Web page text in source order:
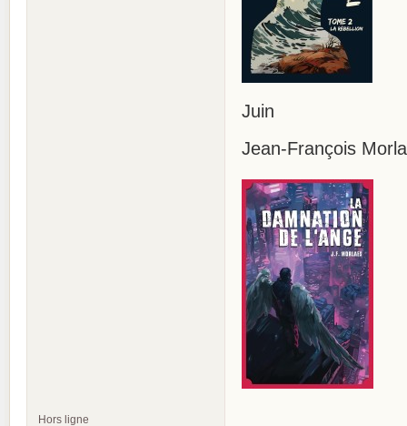
Juin
Jean-François
Hors ligne